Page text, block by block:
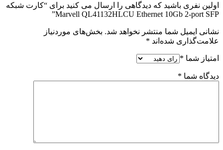
اولین نفری باشید که دیدگاهی را ارسال می کنید برای “کارت شبکه‌
Marvell QL41132HLCU Ethernet 10Gb 2-port SFP”
نشانی ایمیل شما منتشر نخواهد شد. بخش‌های موردنیاز
علامت‌گذاری شده‌اند *
امتیاز شما *
دیدگاه شما *